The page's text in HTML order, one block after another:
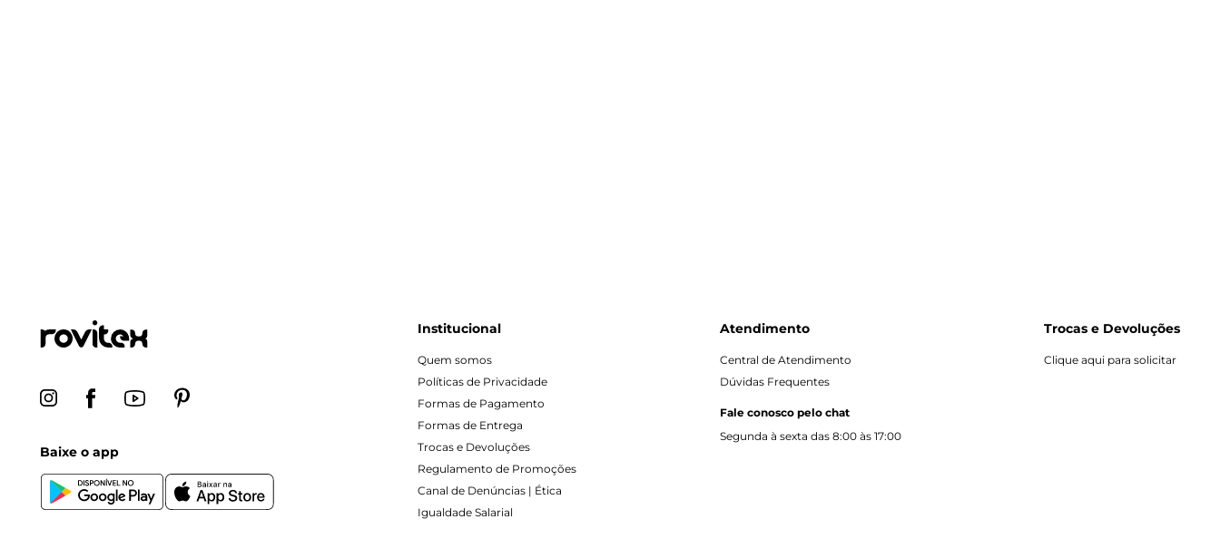
Baixe o app
Institucional
Quem somos
Políticas de Privacidade
Formas de Pagamento
Formas de Entrega
Trocas e Devoluções
Regulamento de Promoções
Canal de Denúncias | Ética
Igualdade Salarial
Atendimento
Central de Atendimento
Dúvidas Frequentes
Fale conosco pelo chat
Segunda à sexta das 8:00 às 17:00
Trocas e Devoluções
Clique aqui para solicitar